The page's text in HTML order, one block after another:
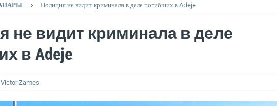
Полиция не видит криминала в деле погибших в Adeje
не видит криминала в деле
в Adeje
Victor Zames